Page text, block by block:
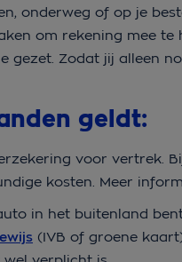
onderweg of op je
om rekening mee te
gezet. Zodat jij alleen
geldt:
voor vertrek.
kosten. Meer
in het buitenland
(IVB of groene